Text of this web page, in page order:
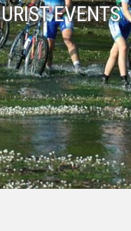
EVENTS